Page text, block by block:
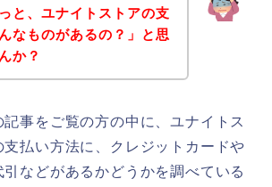
と、ユナイトストアの支
なものがあるの？」と思
か？
記事をご覧の方の中に、ユナイトス
支払い方法に、クレジットカードや
などがあるかどうかを調べている